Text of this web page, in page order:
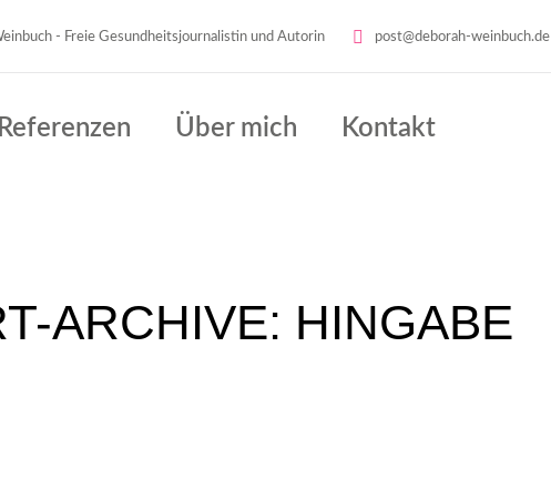
- Freie Gesundheitsjournalistin und Autorin post@deborah-weinbuch.de
Referenzen Über mich Kontakt
ARCHIVE: HINGABE